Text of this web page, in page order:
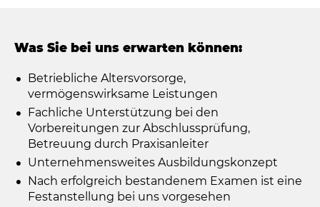
Was Sie bei uns erwarten können:
Betriebliche Altersvorsorge,
vermögenswirksame Leistungen
Fachliche Unterstützung bei den
Vorbereitungen zur Abschlussprüfung,
Betreuung durch Praxisanleiter
Unternehmensweites Ausbildungskonzept
Nach erfolgreich bestandenem Examen ist eine
Festanstellung bei uns vorgesehen